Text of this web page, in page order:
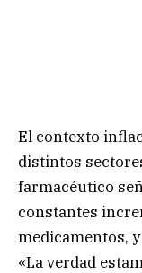
El contexto
distintos
farmacéutico
constantes
medicamentos,
«La verdad